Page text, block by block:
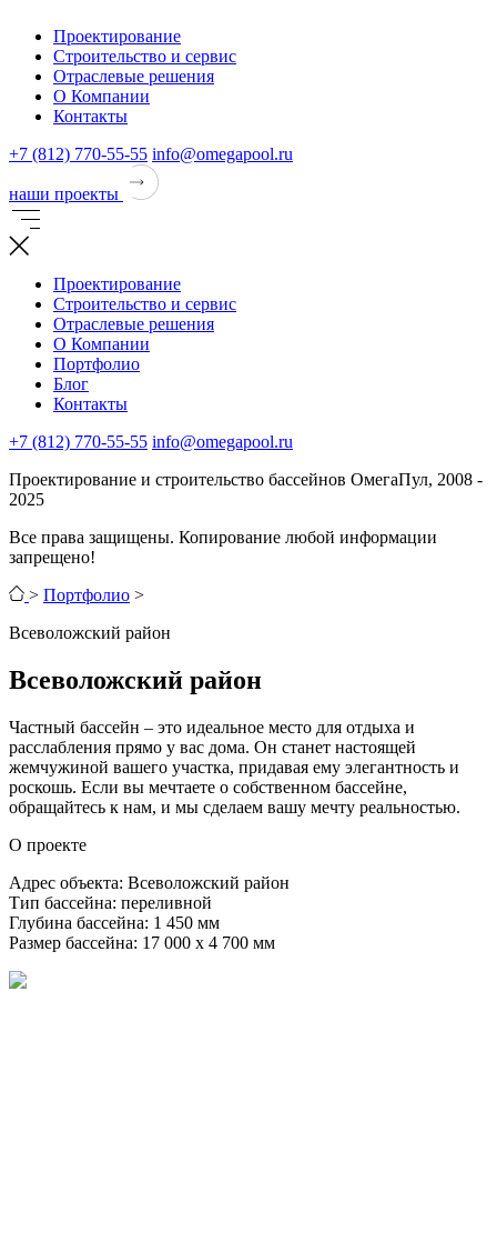
Проектирование
Строительство и сервис
Отраслевые решения
О Компании
Контакты
+7 (812) 770-55-55 info@omegapool.ru
наши проекты
Проектирование
Строительство и сервис
Отраслевые решения
О Компании
Портфолио
Блог
Контакты
+7 (812) 770-55-55 info@omegapool.ru
Проектирование и строительство бассейнов ОмегаПул, 2008 -
2025
Все права защищены. Копирование любой информации
запрещено!
> Портфолио >
Всеволожский район
Всеволожский район
Частный бассейн – это идеальное место для отдыха и
расслабления прямо у вас дома. Он станет настоящей
жемчужиной вашего участка, придавая ему элегантность и
роскошь. Если вы мечтаете о собственном бассейне,
обращайтесь к нам, и мы сделаем вашу мечту реальностью.
О проекте
Адрес объекта: Всеволожский район
Тип бассейна: переливной
Глубина бассейна: 1 450 мм
Размер бассейна: 17 000 х 4 700 мм